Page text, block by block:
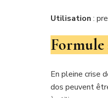
Utilisation :
En pleine crise
dos peuvent